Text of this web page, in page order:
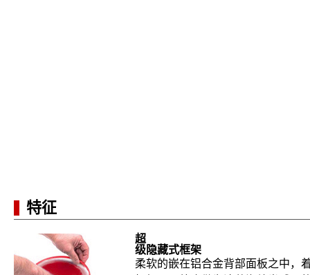
特征
超
级隐藏式框架
柔软的嵌在铝合金背部面板之中，